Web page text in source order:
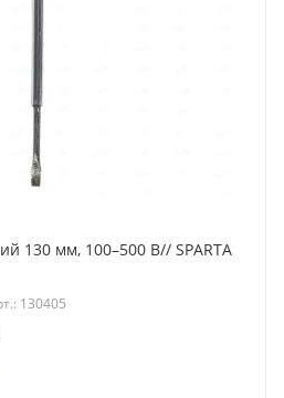
130 мм, 100–500 В// SPARTA
130405